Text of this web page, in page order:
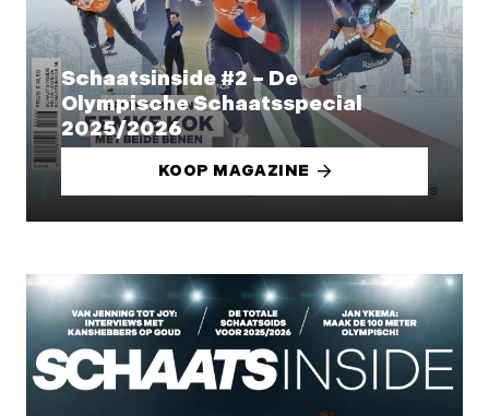
Schaatsinside #2 – De
Olympische Schaatsspecial
2025/2026
KOOP MAGAZINE